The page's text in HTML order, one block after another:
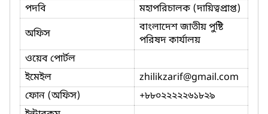
পদবি
মহাপরিচালক (দায়িত্বপ্রাপ্ত)
অফিস
বাংলাদেশ জাতীয় পুষ্টি
পরিষদ কার্যালয়
ওয়েব পোর্টল
ইমেইল
zhilikzarif@gmail.com
ফোন (অফিস)
+৮৮০২২২২২৬১৮২৯